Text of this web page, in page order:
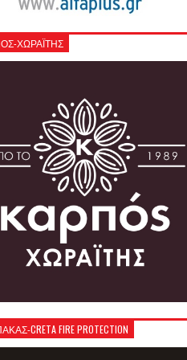
ΧΩΡΑΪΤΗΣ
CRETA FIRE PROTECTION